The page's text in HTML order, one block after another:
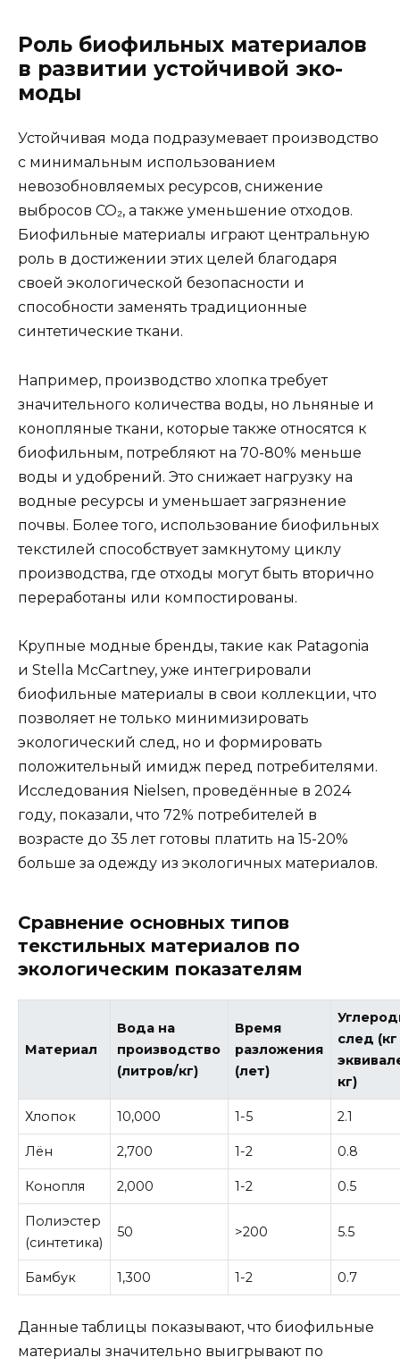
Роль биофильных материалов
в развитии устойчивой эко-
моды
Устойчивая мода подразумевает производство
с минимальным использованием
невозобновляемых ресурсов, снижение
выбросов CO₂, а также уменьшение отходов.
Биофильные материалы играют центральную
роль в достижении этих целей благодаря
своей экологической безопасности и
способности заменять традиционные
синтетические ткани.
Например, производство хлопка требует
значительного количества воды, но льняные и
конопляные ткани, которые также относятся к
биофильным, потребляют на 70-80% меньше
воды и удобрений. Это снижает нагрузку на
водные ресурсы и уменьшает загрязнение
почвы. Более того, использование биофильных
текстилей способствует замкнутому циклу
производства, где отходы могут быть вторично
переработаны или компостированы.
Крупные модные бренды, такие как Patagonia
и Stella McCartney, уже интегрировали
биофильные материалы в свои коллекции, что
позволяет не только минимизировать
экологический след, но и формировать
положительный имидж перед потребителями.
Исследования Nielsen, проведённые в 2024
году, показали, что 72% потребителей в
возрасте до 35 лет готовы платить на 15-20%
больше за одежду из экологичных материалов.
Сравнение основных типов
текстильных материалов по
экологическим показателям
Материал
Вода на
производство
(литров/кг)
Время
разложения
(лет)
след (кг
кг)
Хлопок 10,000 1-5 2.1
Лён 2,700 1-2 0.8
Конопля 2,000 1-2 0.5
Полиэстер
(синтетика)
50 >200 5.5
Бамбук 1,300 1-2 0.7
Данные таблицы показывают, что биофильные
материалы значительно выигрывают по